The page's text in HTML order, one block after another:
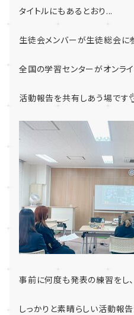
タイトルにもあるとおり...
生徒会メンバーが生徒総会に
全国の学習センターがオンライ
活動報告を共有しあう場です
事前に何度も発表の練習をし、
しっかりと素晴らしい活動報